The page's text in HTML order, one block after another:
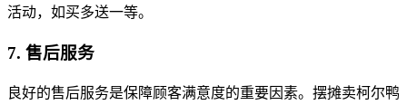
活动，如买多送一等。
7. 售后服务
良好的售后服务是保障顾客满意度的重要因素。摆摊卖柯尔鸭